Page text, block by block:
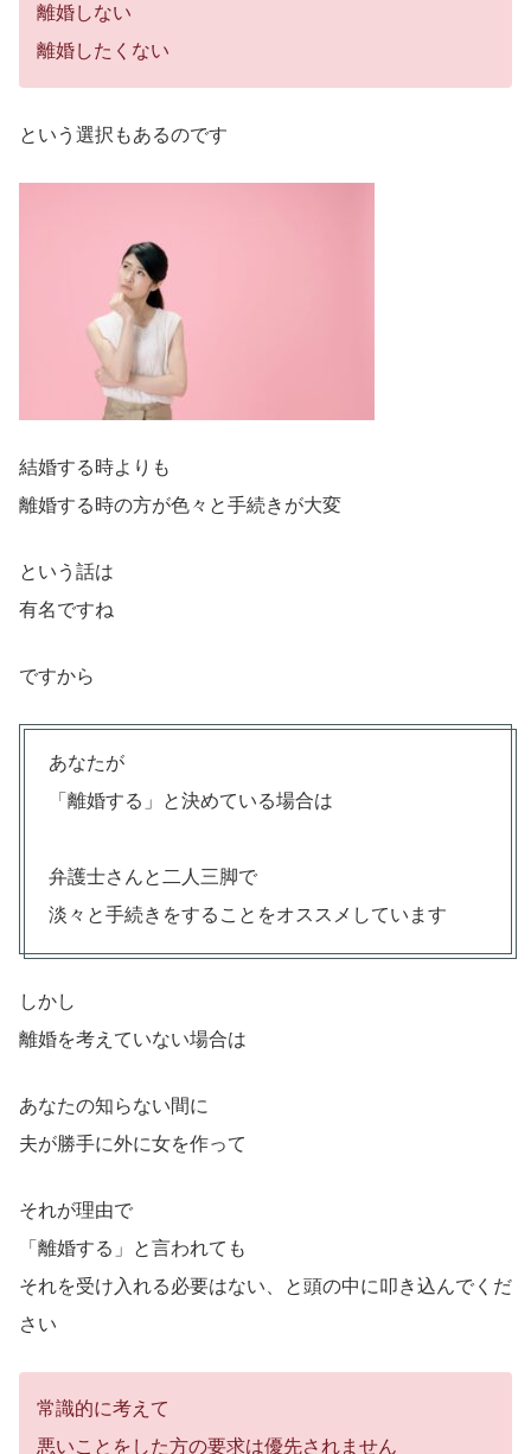
離婚しない
離婚したくない
という選択もあるのです
結婚する時よりも
離婚する時の方が色々と手続きが大変
という話は
有名ですね
ですから
あなたが
「離婚する」と決めている場合は
弁護士さんと二人三脚で
淡々と手続きをすることをオススメしています
しかし
離婚を考えていない場合は
あなたの知らない間に
夫が勝手に外に女を作って
それが理由で
「離婚する」と言われても
それを受け入れる必要はない、と頭の中に叩き込んでくだ
さい
常識的に考えて
悪いことをした方の要求は優先されません